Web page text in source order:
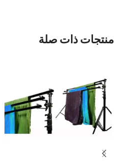
منتجات ذات صلة